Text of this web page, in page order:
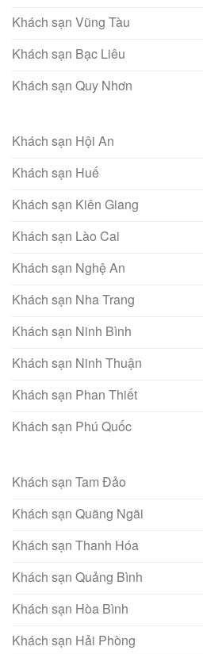
Khách sạn Vũng Tàu
Khách sạn Bạc Liêu
Khách sạn Quy Nhơn
Khách sạn Hội An
Khách sạn Huế
Khách sạn Kiên Giang
Khách sạn Lào Cai
Khách sạn Nghệ An
Khách sạn Nha Trang
Khách sạn Ninh Bình
Khách sạn Ninh Thuận
Khách sạn Phan Thiết
Khách sạn Phú Quốc
Khách sạn Tam Đảo
Khách sạn Quãng Ngãi
Khách sạn Thanh Hóa
Khách sạn Quảng Bình
Khách sạn Hòa Bình
Khách sạn Hải Phòng